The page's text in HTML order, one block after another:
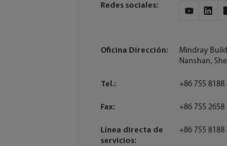
Redes sociales:
Oficina Dirección:
Mindray
Nanshan,
Tel.: +86 755 8188
Fax: +86 755 2658
Línea directa de
servicios:
+86 755 8188